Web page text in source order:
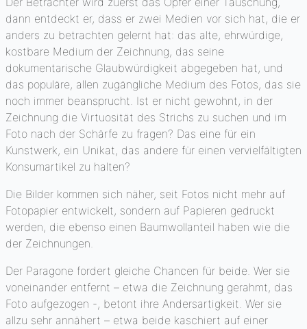
dann entdeckt er, dass er zwei Medien vor sich hat, die er
anders zu betrachten gelernt hat: das alte, ehrwürdige,
kostbare Medium der Zeichnung, das seine
dokumentarische Glaubwürdigkeit abgegeben hat, und
das populäre, allen zugängliche Medium des Fotos, das sie
noch immer beansprucht. Ist er nicht gewohnt, in der
Zeichnung die Virtuosität des Strichs zu suchen und im
Foto nach der Schärfe zu fragen? Das eine für ein
Kunstwerk, ein Unikat, das andere für einen vervielfältigten
Konsumartikel zu halten?
Die Bilder kommen sich näher, seit Fotos nicht mehr auf
Fotopapier entwickelt, sondern auf Papieren gedruckt
werden, die ebenso einen Baumwollanteil haben wie die
der Zeichnungen.
Der Paragone fordert gleiche Chancen für beide. Wer sie
voneinander entfernt – etwa die Zeichnung gerahmt, das
Foto aufgezogen -, betont ihre Andersartigkeit. Wer sie
allzu sehr annähert – etwa beide kaschiert auf einer